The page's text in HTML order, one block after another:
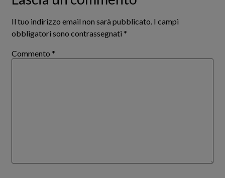
Il tuo indirizzo email non sarà pubblicato. I campi
obbligatori sono contrassegnati *
Commento *